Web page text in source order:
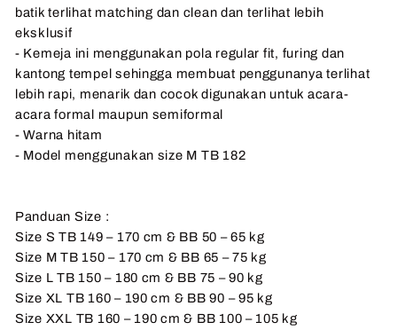
batik terlihat matching dan clean dan terlihat lebih
eksklusif
- Kemeja ini menggunakan pola regular fit, furing dan
kantong tempel sehingga membuat penggunanya terlihat
lebih rapi, menarik dan cocok digunakan untuk acara-
acara formal maupun semiformal
- Warna hitam
- Model menggunakan size M TB 182
Panduan Size :
Size S TB 149 – 170 cm & BB 50 – 65 kg
Size M TB 150 – 170 cm & BB 65 – 75 kg
Size L TB 150 – 180 cm & BB 75 – 90 kg
Size XL TB 160 – 190 cm & BB 90 – 95 kg
Size XXL TB 160 – 190 cm & BB 100 – 105 kg